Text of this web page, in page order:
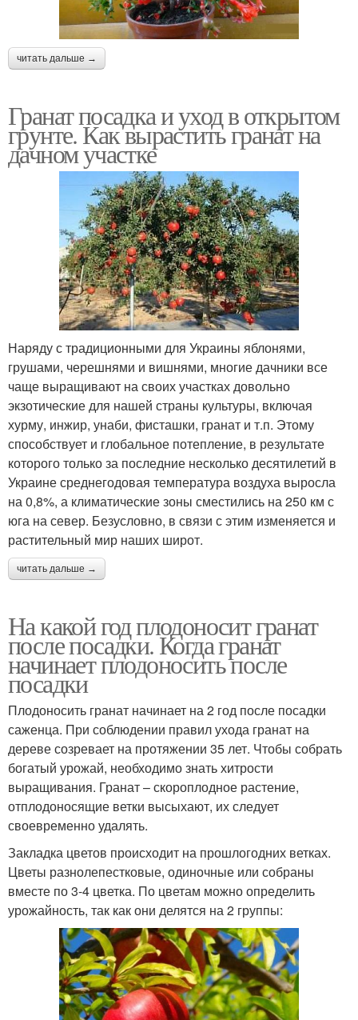
читать дальше →
Гранат посадка и уход в открытом
грунте. Как вырастить гранат на
дачном участке
Наряду с традиционными для Украины яблонями,
грушами, черешнями и вишнями, многие дачники все
чаще выращивают на своих участках довольно
экзотические для нашей страны культуры, включая
хурму, инжир, унаби, фисташки, гранат и т.п. Этому
способствует и глобальное потепление, в результате
которого только за последние несколько десятилетий в
Украине среднегодовая температура воздуха выросла
на 0,8%, а климатические зоны сместились на 250 км с
юга на север. Безусловно, в связи с этим изменяется и
растительный мир наших широт.
читать дальше →
На какой год плодоносит гранат
после посадки. Когда гранат
начинает плодоносить после
посадки
Плодоносить гранат начинает на 2 год после посадки
саженца. При соблюдении правил ухода гранат на
дереве созревает на протяжении 35 лет. Чтобы собрать
богатый урожай, необходимо знать хитрости
выращивания. Гранат – скороплодное растение,
отплодоносящие ветки высыхают, их следует
своевременно удалять.
Закладка цветов происходит на прошлогодних ветках.
Цветы разнолепестковые, одиночные или собраны
вместе по 3-4 цветка. По цветам можно определить
урожайность, так как они делятся на 2 группы: